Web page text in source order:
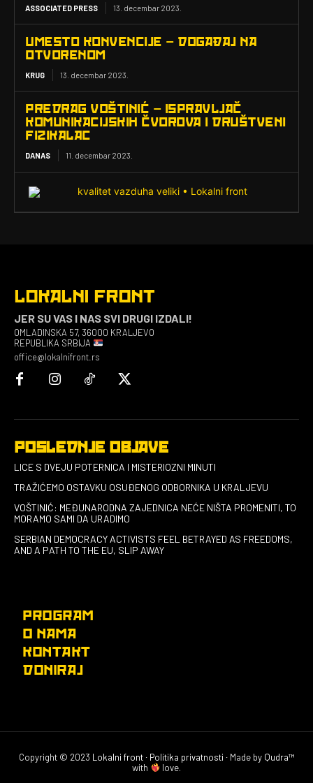
ASSOCIATED PRESS 13. decembar 2023.
UMESTO KONVENCIJE – DOGAĐAJ NA
OTVORENOM
KRUG 13. decembar 2023.
PREDRAG VOŠTINIĆ – ISPRAVLJAČ
KOMUNIKACIJSKIH ČVOROVA I DRUŠTVENI
FIZIKALAC
DANAS 11. decembar 2023.
LOKALNI FRONT
JER SU VAS I NAS SVI DRUGI IZDALI!
OMLADINSKA 57, 36000 KRALJEVO
REPUBLIKA SRBIJA
office@lokalnifront.rs
POSLEDNJE OBJAVE
LICE S DVEJU POTERNICA I MISTERIOZNI MINUTI
TRAŽIĆEMO OSTAVKU OSUĐENOG ODBORNIKA U KRALJEVU
VOŠTINIĆ: MEĐUNARODNA ZAJEDNICA NEĆE NIŠTA PROMENITI, TO
MORAMO SAMI DA URADIMO
SERBIAN DEMOCRACY ACTIVISTS FEEL BETRAYED AS FREEDOMS,
AND A PATH TO THE EU, SLIP AWAY
PROGRAM
O NAMA
KONTAKT
DONIRAJ
Copyright © 2023 Lokalni front∙ Politika privatnosti ∙ Made by Qudra™
with
love.